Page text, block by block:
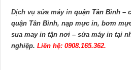
Dịch vụ sửa máy in quận Tân Bình –
quận Tân Bình, nạp mực in, bơm
sua may in tận nơi – sửa máy in tại
nghiệp.Liên hệ: 0908.165.362.